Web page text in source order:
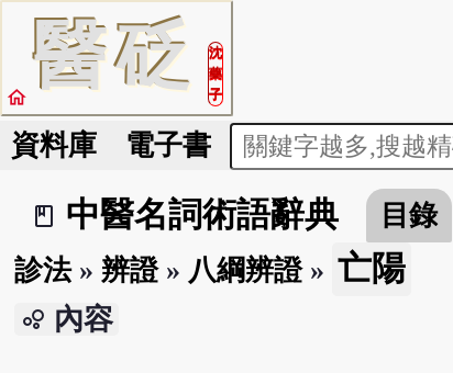
醫砭
沈
藥
子
home
資料庫 電子書
book_2
中醫名詞術語辭典 目錄
診法» 辨證» 八綱辨證» 亡陽
bubble_chart 內容